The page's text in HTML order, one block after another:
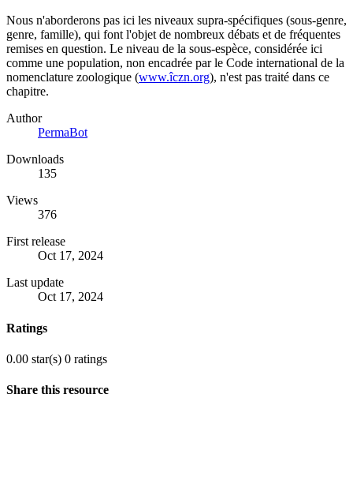
Nous n'aborderons pas ici les niveaux supra-spécifiques (sous-genre,
genre, famille), qui font l'objet de nombreux débats et de fréquentes
remises en question. Le niveau de la sous-espèce, considérée ici
comme une population, non encadrée par le Code international de la
nomenclature zoologique (www.îczn.org), n'est pas traité dans ce
chapitre.
Author
PermaBot
Downloads
135
Views
376
First release
Oct 17, 2024
Last update
Oct 17, 2024
Ratings
0.00 star(s) 0 ratings
Share this resource